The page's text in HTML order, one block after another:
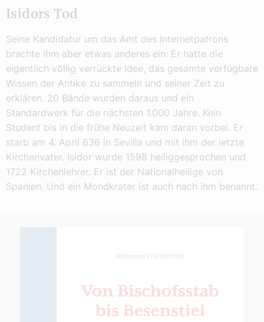
Isidors Tod
Seine Kandidatur um das Amt des Internetpatrons
brachte ihm aber etwas anderes ein: Er hatte die
eigentlich völlig verrückte Idee, das gesamte verfügbare
Wissen der Antike zu sammeln und seiner Zeit zu
erklären. 20 Bände wurden daraus und ein
Standardwerk für die nächsten 1.000 Jahre. Kein
Student bis in die frühe Neuzeit kam daran vorbei. Er
starb am 4. April 636 in Sevilla und mit ihm der letzte
Kirchenvater. Isidor wurde 1598 heiliggesprochen und
1722 Kirchenlehrer. Er ist der Nationalheilige von
Spanien. Und ein Mondkrater ist auch nach ihm benannt.